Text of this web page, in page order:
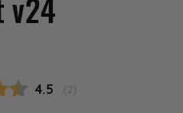
v24
4.5 (stemmer:
2)